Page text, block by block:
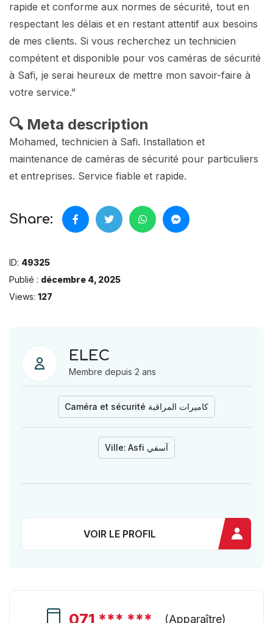
rapide et conforme aux normes de sécurité, tout en
respectant les délais et en restant attentif aux besoins
de mes clients. Si vous recherchez un technicien
compétent et disponible pour vos caméras de sécurité
à Safi, je serai heureux de mettre mon savoir-faire à
votre service.”
🔍 Meta description
Mohamed, technicien à Safi. Installation et
maintenance de caméras de sécurité pour particuliers
et entreprises. Service fiable et rapide.
Share:
ID: 49325
Publié : décembre 4, 2025
Views: 127
ELEC
Membre depuis 2 ans
Caméra et sécurité كاميرات المراقبة
Ville: Asfi آسفي
VOIR LE PROFIL
071 *** *** (Apparaître)